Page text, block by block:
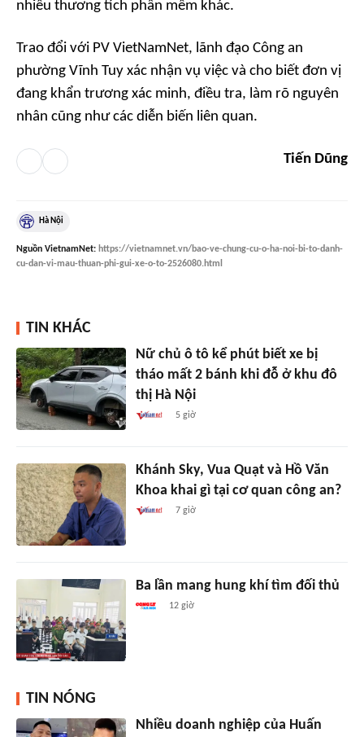
nhiều thương tích phần mềm khác.
Trao đổi với PV VietNamNet, lãnh đạo Công an
phường Vĩnh Tuy xác nhận vụ việc và cho biết đơn vị
đang khẩn trương xác minh, điều tra, làm rõ nguyên
nhân cũng như các diễn biến liên quan.
Tiến Dũng
Hà Nội
Nguồn VietnamNet: https://vietnamnet.vn/bao-ve-chung-cu-o-ha-noi-bi-to-danh-
cu-dan-vi-mau-thuan-phi-gui-xe-o-to-2526080.html
TIN KHÁC
Nữ chủ ô tô kể phút biết xe bị
tháo mất 2 bánh khi đỗ ở khu đô
thị Hà Nội
5 giờ
Khánh Sky, Vua Quạt và Hồ Văn
Khoa khai gì tại cơ quan công an?
7 giờ
Ba lần mang hung khí tìm đối thủ
12 giờ
TIN NÓNG
Nhiều doanh nghiệp của Huấn